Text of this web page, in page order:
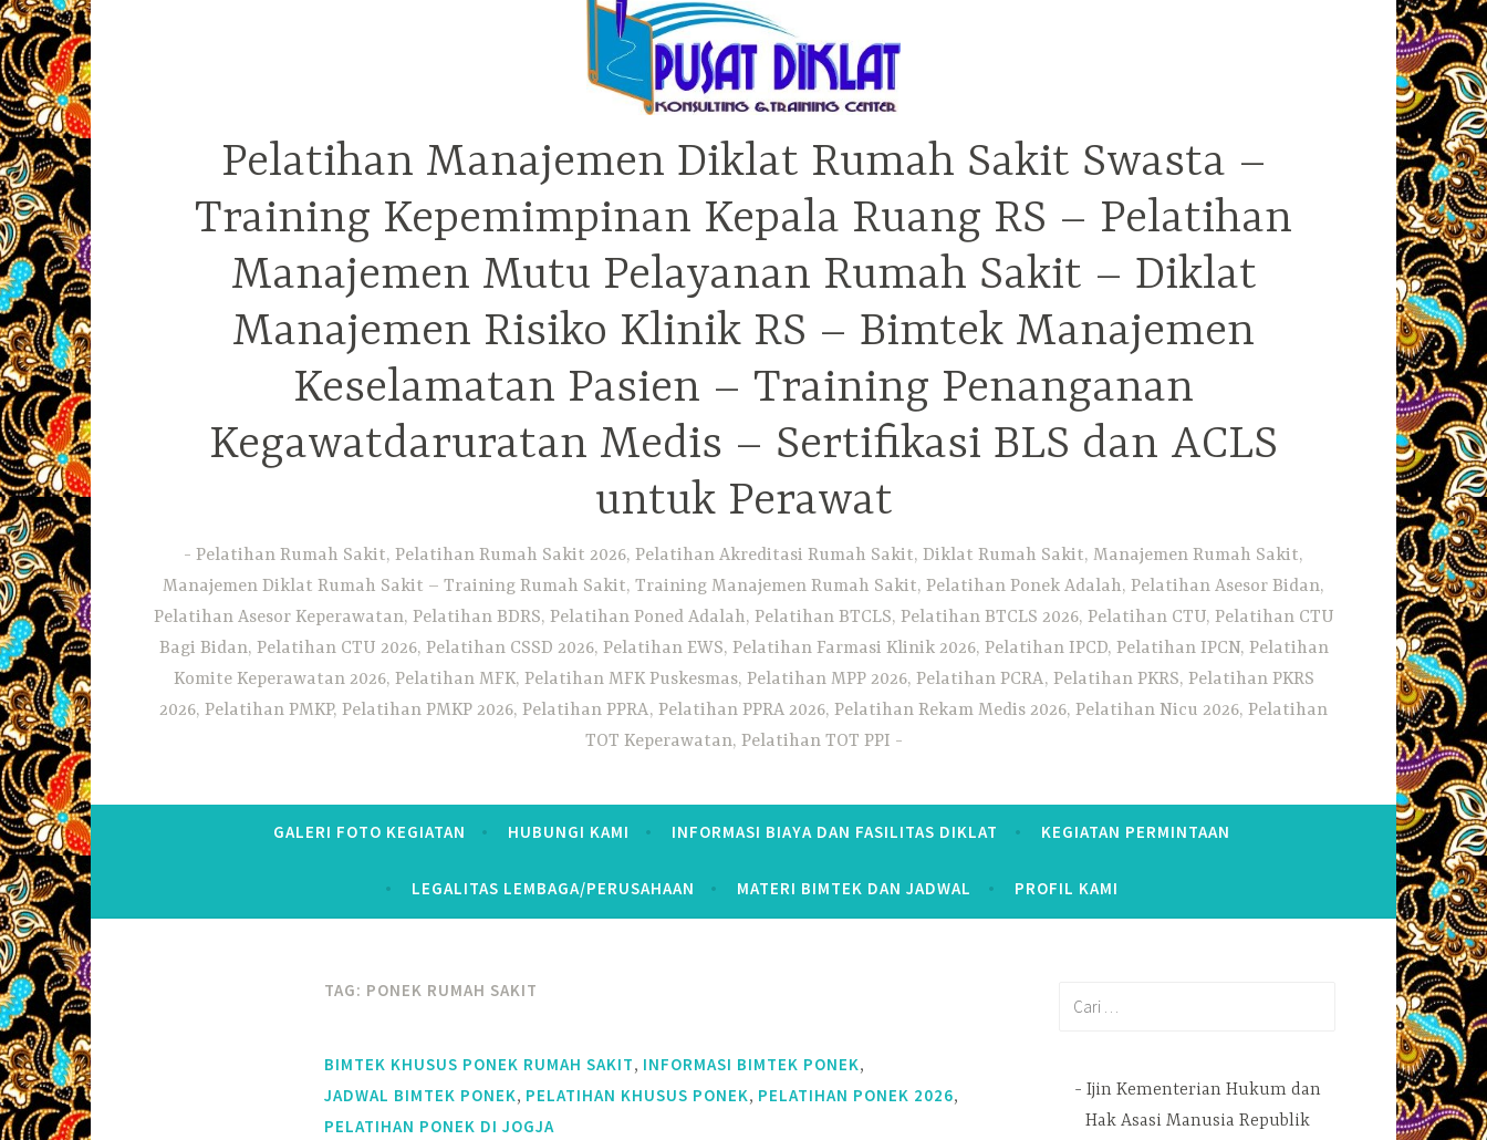
Pelatihan Manajemen Diklat Rumah Sakit Swasta –
Training Kepemimpinan Kepala Ruang RS – Pelatihan
Manajemen Mutu Pelayanan Rumah Sakit – Diklat
Manajemen Risiko Klinik RS – Bimtek Manajemen
Keselamatan Pasien – Training Penanganan
Kegawatdaruratan Medis – Sertifikasi BLS dan ACLS
untuk Perawat
Pelatihan Rumah Sakit, Pelatihan Rumah Sakit 2026, Pelatihan Akreditasi Rumah Sakit, Diklat Rumah Sakit, Manajemen Rumah Sakit,
Manajemen Diklat Rumah Sakit – Training Rumah Sakit, Training Manajemen Rumah Sakit, Pelatihan Ponek Adalah, Pelatihan Asesor Bidan,
Pelatihan Asesor Keperawatan, Pelatihan BDRS, Pelatihan Poned Adalah, Pelatihan BTCLS, Pelatihan BTCLS 2026, Pelatihan CTU, Pelatihan CTU
Bagi Bidan, Pelatihan CTU 2026, Pelatihan CSSD 2026, Pelatihan EWS, Pelatihan Farmasi Klinik 2026, Pelatihan IPCD, Pelatihan IPCN, Pelatihan
Komite Keperawatan 2026, Pelatihan MFK, Pelatihan MFK Puskesmas, Pelatihan MPP 2026, Pelatihan PCRA, Pelatihan PKRS, Pelatihan PKRS
2026, Pelatihan PMKP, Pelatihan PMKP 2026, Pelatihan PPRA, Pelatihan PPRA 2026, Pelatihan Rekam Medis 2026, Pelatihan Nicu 2026, Pelatihan
TOT Keperawatan, Pelatihan TOT PPI
GALERI FOTO KEGIATAN HUBUNGI KAMI INFORMASI BIAYA DAN FASILITAS DIKLAT KEGIATAN PERMINTAAN
LEGALITAS LEMBAGA/PERUSAHAAN MATERI BIMTEK DAN JADWAL PROFIL KAMI
TAG: PONEK RUMAH SAKIT
BIMTEK KHUSUS PONEK RUMAH SAKIT, INFORMASI BIMTEK PONEK,
JADWAL BIMTEK PONEK, PELATIHAN KHUSUS PONEK, PELATIHAN PONEK 2026,
PELATIHAN PONEK DI JOGJA
Ijin Kementerian Hukum dan
Hak Asasi Manusia Republik